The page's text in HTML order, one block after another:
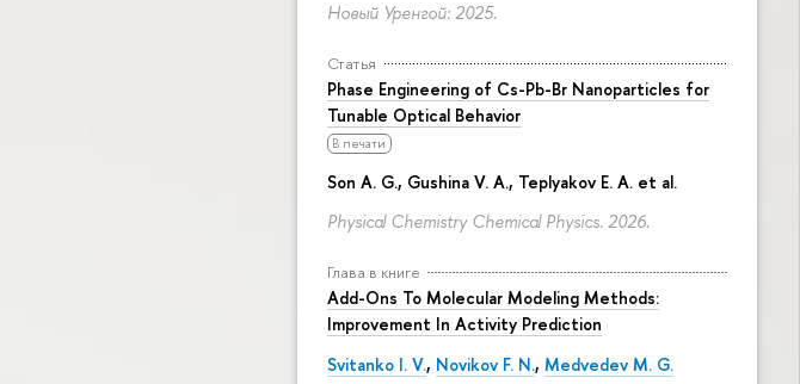
Новый Уренгой: 2025.
Статья
Phase Engineering of Cs-Pb-Br Nanoparticles for
Tunable Optical Behavior
печати
Son A. G., Gushina V. A., Teplyakov E. A. et al.
Physical Chemistry Chemical Physics. 2026.
Глава в книге
Add-Ons To Molecular Modeling Methods:
Improvement In Activity Prediction
Svitanko I. V., Novikov F. N., Medvedev M. G.